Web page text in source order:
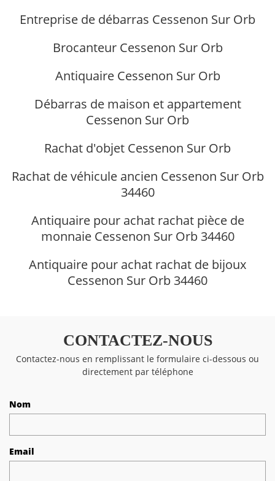
Entreprise de débarras Cessenon Sur Orb
Brocanteur Cessenon Sur Orb
Antiquaire Cessenon Sur Orb
Débarras de maison et appartement
Cessenon Sur Orb
Rachat d'objet Cessenon Sur Orb
Rachat de véhicule ancien Cessenon Sur Orb
34460
Antiquaire pour achat rachat pièce de
monnaie Cessenon Sur Orb 34460
Antiquaire pour achat rachat de bijoux
Cessenon Sur Orb 34460
CONTACTEZ-NOUS
Contactez-nous en remplissant le formulaire ci-dessous ou
directement par téléphone
Nom
Email